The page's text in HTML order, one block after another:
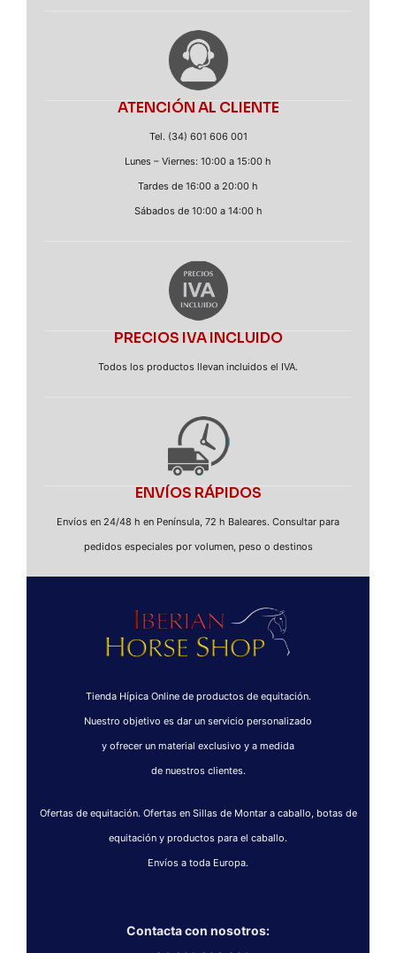
ATENCIÓN AL CLIENTE
Tel. (34) 601 606 001
Lunes – Viernes: 10:00 a 15:00 h
Tardes de 16:00 a 20:00 h
Sábados de 10:00 a 14:00 h
PRECIOS IVA INCLUIDO
Todos los productos llevan incluidos el IVA.
ENVÍOS RÁPIDOS
Envíos en 24/48 h en Península, 72 h Baleares. Consultar para
pedidos especiales por volumen, peso o destinos
Tienda Hípica Online de productos de equitación.
Nuestro objetivo es dar un servicio personalizado
y ofrecer un material exclusivo y a medida
de nuestros clientes.
Ofertas de equitación. Ofertas en Sillas de Montar a caballo, botas de
equitación y productos para el caballo.
Envíos a toda Europa.
Contacta con nosotros: